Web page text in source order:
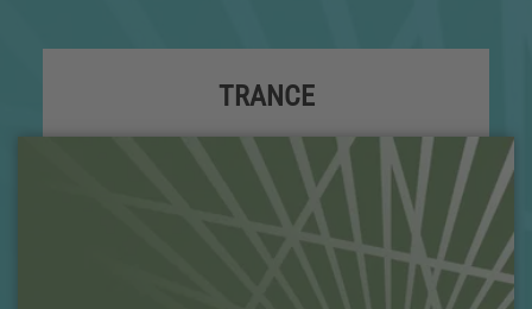
TRANCE